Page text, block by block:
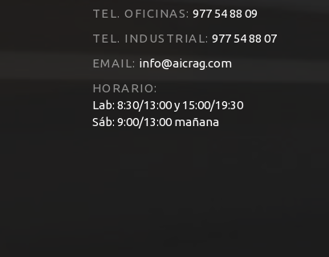
TEL. OFICINAS: 977 54 88 09
TEL. INDUSTRIAL: 977 54 88 07
EMAIL: info@aicrag.com
HORARIO:
Lab: 8:30/13:00 y 15:00/19:30
Sáb: 9:00/13:00 mañana